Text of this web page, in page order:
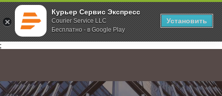
Курьер Сервис Экспресс
Courier Service LLC
Бесплатно - в Google Play
Установить
;
Главная О компании Новости Работа в майские праздники